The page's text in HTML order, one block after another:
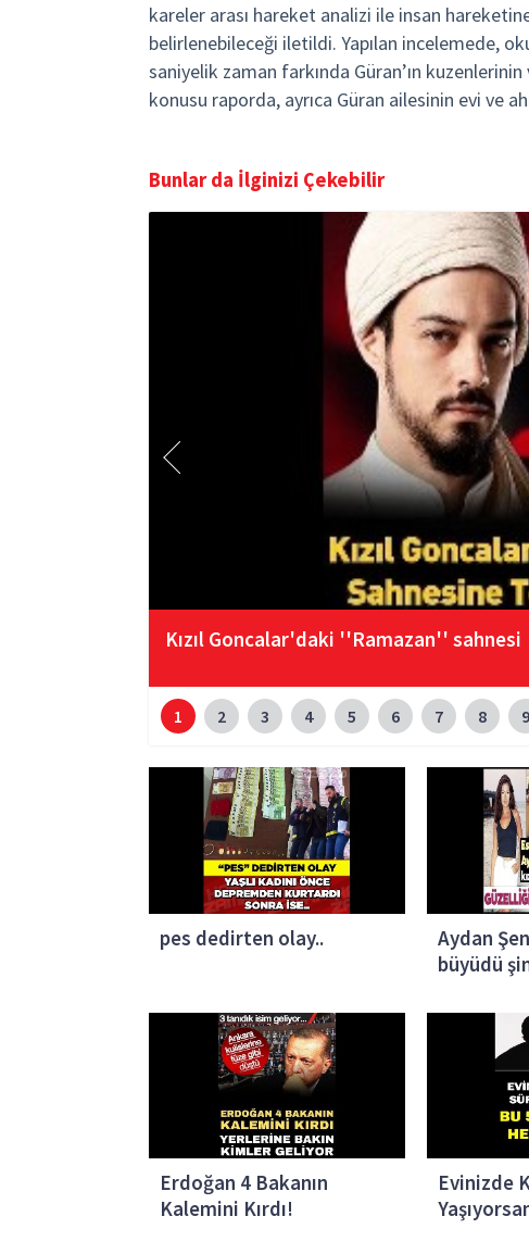
kareler arası hareket analizi ile insan
belirlenebileceği iletildi. Yapılan incelemede,
saniyelik zaman farkında Güran’ın
konusu raporda, ayrıca Güran ailesinin evi ve
Bunlar da İlginizi Çekebilir
Kızıl Goncalar'daki ''Ramazan'' sahnesi
1 2 3 4 5 6 7 8 9
pes dedirten olay..
Aydan
büyüdü
Erdoğan 4 Bakanın
Kalemini Kırdı!
Evinizde